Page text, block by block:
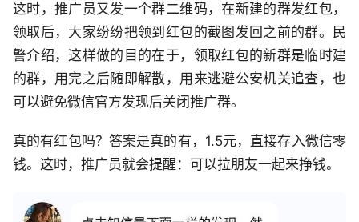
这时，推广员又发一个群二维码，在新建的群发红包，
领取后，大家纷纷把领到红包的截图发回之前的群。民
警介绍，这样做的目的在于，领取红包的新群是临时建
的群，用完之后随即解散，用来逃避公安机关追查，也
可以避免微信官方发现后关闭推广群。
真的有红包吗？答案是真的有，1.5元，直接存入微信零
钱。这时，推广员就会提醒：可以拉朋友一起来挣钱。